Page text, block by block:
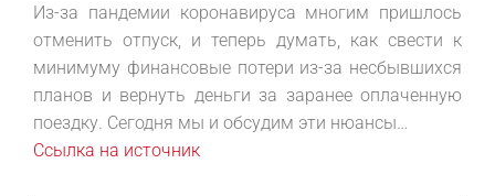
Из-за пандемии коронавируса многим пришлось
отменить отпуск, и теперь думать, как свести к
минимуму финансовые потери из-за несбывшихся
планов и вернуть деньги за заранее оплаченную
поездку. Сегодня мы и обсудим эти нюансы…
Ссылка на источник